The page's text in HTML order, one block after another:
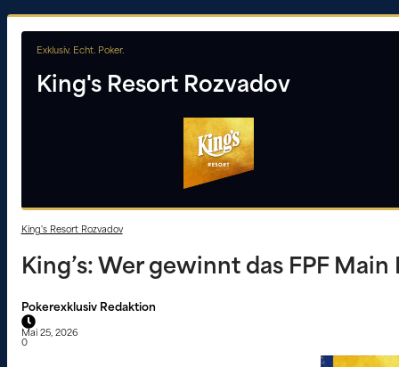
Exklusiv. Echt. Poker.
King's Resort Rozvadov
King's Resort Rozvadov
King’s: Wer gewinnt das FPF Main
Pokerexklusiv Redaktion
Mai 25, 2026
0